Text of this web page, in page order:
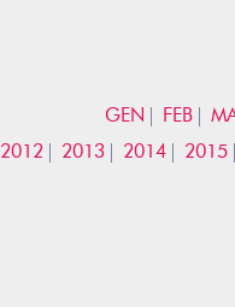
GEN FEB
2012
2013 2014 2015